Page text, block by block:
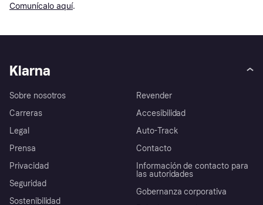
Comunícalo aquí.
Klarna
Sobre nosotros
Carreras
Legal
Prensa
Privacidad
Seguridad
Sostenibilidad
Revender
Accesibilidad
Auto-Track
Contacto
Información de contacto para
las autoridades
Gobernanza corporativa